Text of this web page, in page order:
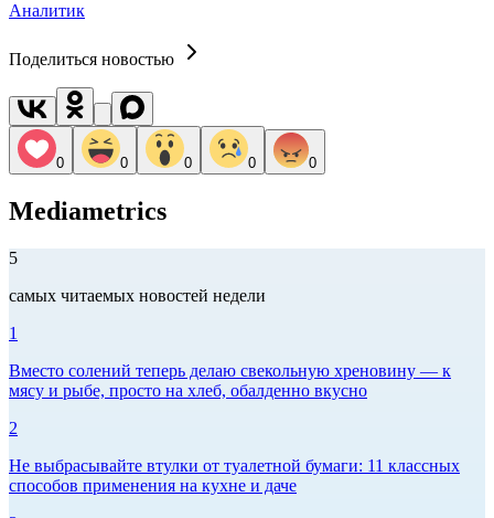
Аналитик
Поделиться новостью
0 0 0 0 0
Mediametrics
5
самых читаемых новостей недели
1
Вместо солений теперь делаю свекольную хреновину — к
мясу и рыбе, просто на хлеб, обалденно вкусно
2
Не выбрасывайте втулки от туалетной бумаги: 11 классных
способов применения на кухне и даче